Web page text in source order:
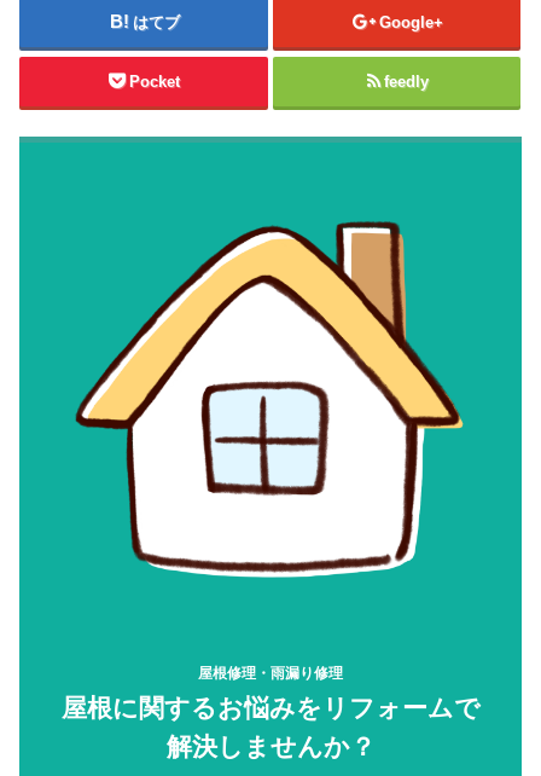
はてブ Google+
Pocket feedly
屋根修理・雨漏り修理
屋根に関するお悩みをリフォームで
解決しませんか？